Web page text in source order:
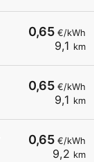
0,65 €/kWh
9,1 km
0,65 €/kWh
9,1 km
0,65 €/kWh
9,2 km